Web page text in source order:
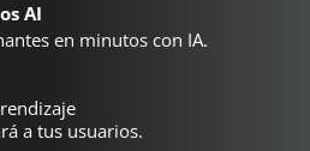
AI
en minutos con IA.
a tus usuarios.